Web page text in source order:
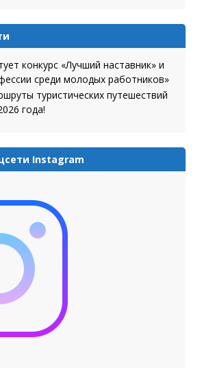
конкурс «Лучший наставник» и
среди молодых работников»
туристических путешествий
года!
Instagram